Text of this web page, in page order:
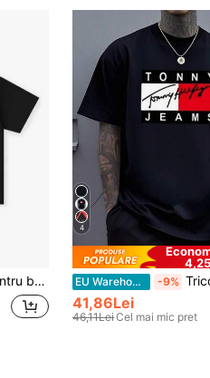
bărbați
4
EU Warehouse -9%
41,86Lei
46,11LeiCel mai mic pret